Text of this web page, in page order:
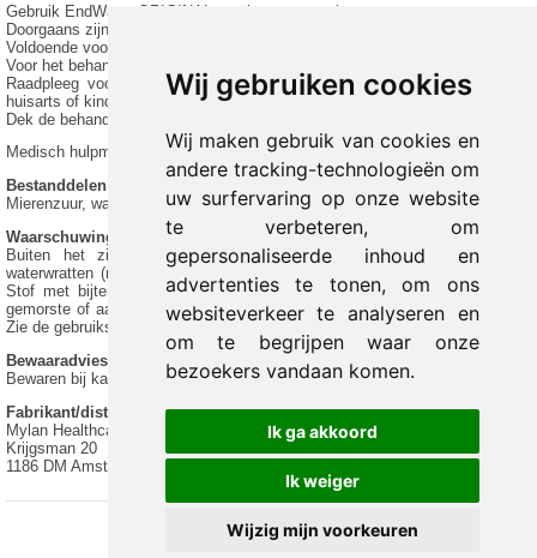
Wij gebruiken cookies
Wij maken gebruik van cookies en
andere tracking-technologieën om
uw surfervaring op onze website
te verbeteren, om
gepersonaliseerde inhoud en
advertenties te tonen, om ons
websiteverkeer te analyseren en
om te begrijpen waar onze
bezoekers vandaan komen.
Ik ga akkoord
Ik weiger
Wijzig mijn voorkeuren
Gebruik EndWarts ORIGINAL een keer per week
Doorgaans zijn 5-15 behandelingen noodzakelijk
Voldoende voor ongeveer 30 behandelingen van 1 tot 5 wratten
Voor het behandelen van meerdere wratten
Raadpleeg voor het behandelen van kinderen jonger dan 4 jaar eerst uw
huisarts of kinderarts
Dek de behandelde wrat niet af met bijv. een pleister
Medisch hulpmiddel. Lees voor gebruik de gebruiksaanwijzing.
Bestanddelen
Mierenzuur, water, glycerol.
Waarschuwingen
Buiten het zicht en bereik van kinderen houden. Bijtend. Niet voor
waterwratten (mollusca) en wratten in het gezicht/op de geslachtsorganen.
Stof met bijtende werking en een prikkelende geur. Op omringende huid
gemorste of aangebrachte vloeistof onmiddellijk met koud water afspoelen.
Zie de gebruiksaanwijzing.
Bewaaradvies
Bewaren bij kamertemperatuur (15-25°C), beschermd tegen direct zonlicht.
Fabrikant/distributeur
Mylan Healthcare B.V.
Krijgsman 20
1186 DM Amstelveen